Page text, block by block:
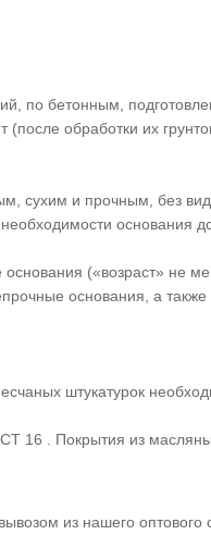
по бетонным,
обработки их
сухим и прочным, без
(«возраст» не
основания, а
штукатурок
16 . Покрытия из
из нашего